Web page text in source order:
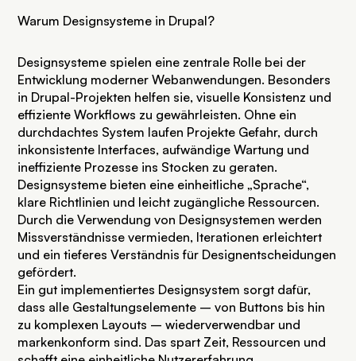
Warum Designsysteme in Drupal?
Designsysteme spielen eine zentrale Rolle bei der
Entwicklung moderner Webanwendungen. Besonders
in Drupal-Projekten helfen sie, visuelle Konsistenz und
effiziente Workflows zu gewährleisten. Ohne ein
durchdachtes System laufen Projekte Gefahr, durch
inkonsistente Interfaces, aufwändige Wartung und
ineffiziente Prozesse ins Stocken zu geraten.
Designsysteme bieten eine einheitliche „Sprache“,
klare Richtlinien und leicht zugängliche Ressourcen.
Durch die Verwendung von Designsystemen werden
Missverständnisse vermieden, Iterationen erleichtert
und ein tieferes Verständnis für Designentscheidungen
gefördert.
Ein gut implementiertes Designsystem sorgt dafür,
dass alle Gestaltungselemente – von Buttons bis hin
zu komplexen Layouts – wiederverwendbar und
markenkonform sind. Das spart Zeit, Ressourcen und